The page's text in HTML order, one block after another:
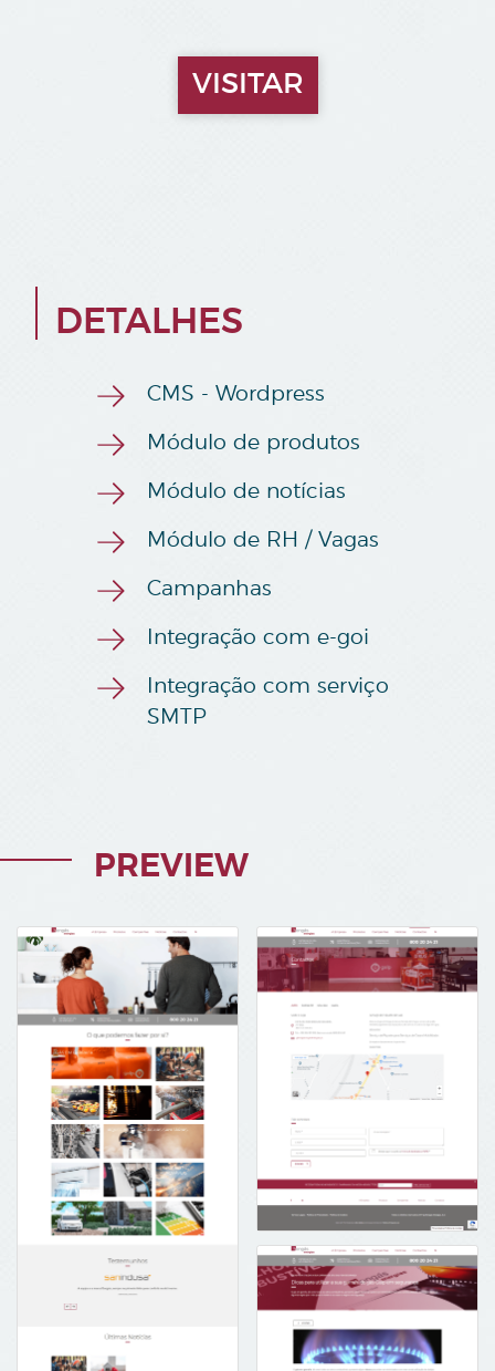
VISITAR
DETALHES
CMS - Wordpress
Módulo de produtos
Módulo de notícias
Módulo de RH / Vagas
Campanhas
Integração com e-goi
Integração com serviço
SMTP
PREVIEW